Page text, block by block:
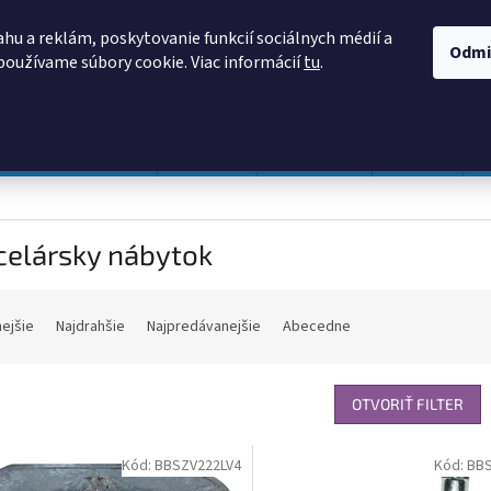
a reklám, poskytovanie funkcií sociálnych médií a
súbory cookie. Viac informáciítu.
nábytok
Najdrahšie Najpredávanejšie Abecedne
OTVORIŤ FILTER
Kód: BBSZV222LV4 Kód: